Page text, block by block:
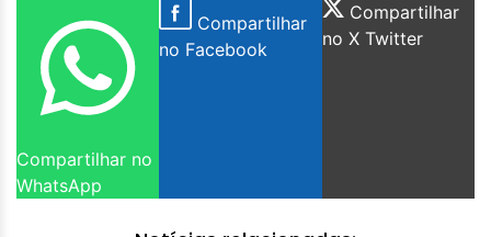
Compartilhar no
WhatsApp
Compartilhar
no Facebook
Compartilhar
no X Twitter